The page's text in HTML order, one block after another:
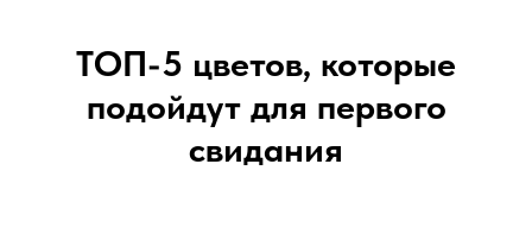
ТОП-5 цветов, которые
подойдут для первого
свидания